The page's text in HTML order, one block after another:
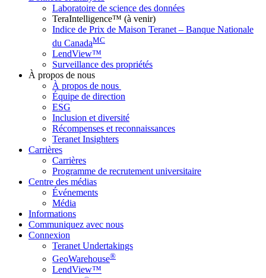
Laboratoire de science des données
TeraIntelligence™ (à venir)
Indice de Prix de Maison Teranet – Banque Nationale
du CanadaMC
LendView™
Surveillance des propriétés
À propos de nous
À propos de nous
Équipe de direction
ESG
Inclusion et diversité
Récompenses et reconnaissances
Teranet Insighters
Carrières
Carrières
Programme de recrutement universitaire
Centre des médias
Événements
Média
Informations
Communiquez avec nous
Connexion
Teranet Undertakings
GeoWarehouse®
LendView™